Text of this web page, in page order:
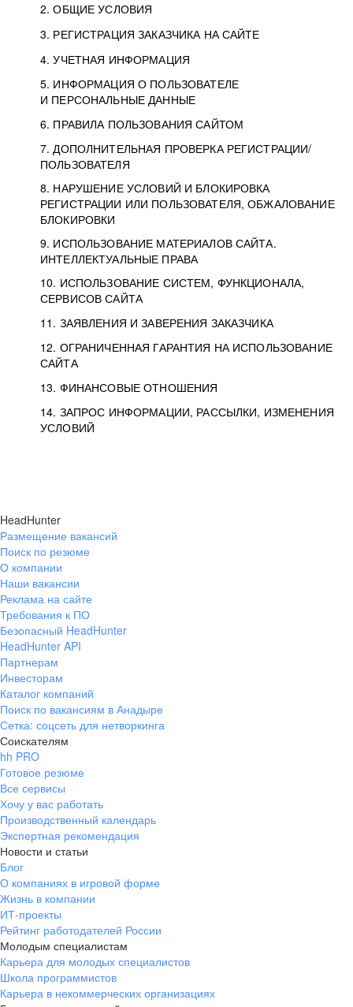
2. ОБЩИЕ УСЛОВИЯ
3. РЕГИСТРАЦИЯ ЗАКАЗЧИКА НА САЙТЕ
4. УЧЕТНАЯ ИНФОРМАЦИЯ
5. ИНФОРМАЦИЯ О ПОЛЬЗОВАТЕЛЕ
И ПЕРСОНАЛЬНЫЕ ДАННЫЕ
6. ПРАВИЛА ПОЛЬЗОВАНИЯ САЙТОМ
7. ДОПОЛНИТЕЛЬНАЯ ПРОВЕРКА РЕГИСТРАЦИИ/
ПОЛЬЗОВАТЕЛЯ
8. НАРУШЕНИЕ УСЛОВИЙ И БЛОКИРОВКА
РЕГИСТРАЦИИ ИЛИ ПОЛЬЗОВАТЕЛЯ, ОБЖАЛОВАНИЕ
БЛОКИРОВКИ
9. ИСПОЛЬЗОВАНИЕ МАТЕРИАЛОВ САЙТА.
ИНТЕЛЛЕКТУАЛЬНЫЕ ПРАВА
10. ИСПОЛЬЗОВАНИЕ СИСТЕМ, ФУНКЦИОНАЛА,
СЕРВИСОВ САЙТА
11. ЗАЯВЛЕНИЯ И ЗАВЕРЕНИЯ ЗАКАЗЧИКА
12. ОГРАНИЧЕННАЯ ГАРАНТИЯ НА ИСПОЛЬЗОВАНИЕ
САЙТА
13. ФИНАНСОВЫЕ ОТНОШЕНИЯ
14. ЗАПРОС ИНФОРМАЦИИ, РАССЫЛКИ, ИЗМЕНЕНИЯ
УСЛОВИЙ
HeadHunter
Размещение вакансий
Поиск по резюме
О компании
Наши вакансии
Реклама на сайте
Требования к ПО
Безопасный HeadHunter
HeadHunter API
Партнерам
Инвесторам
Каталог компаний
Поиск по вакансиям в Анадыре
Сетка: соцсеть для нетворкинга
Соискателям
hh PRO
Готовое резюме
Все сервисы
Хочу у вас работать
Производственный календарь
Экспертная рекомендация
Новости и статьи
Блог
О компаниях в игровой форме
Жизнь в компании
ИТ-проекты
Рейтинг работодателей России
Молодым специалистам
Карьера для молодых специалистов
Школа программистов
Карьера в некоммерческих организациях